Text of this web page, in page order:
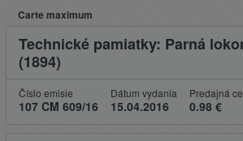
Carte maximum
Technické pamiatky: Parná
(1894)
Číslo emisie
107 CM 609/16
Dátum vydania
15.04.2016
Predajná
0.98 €